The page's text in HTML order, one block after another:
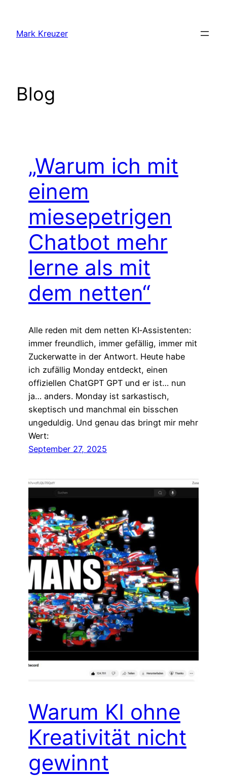
springen
Mark Kreuzer
Blog
„Warum ich mit
einem
miesepetrigen
Chatbot mehr
lerne als mit
dem netten“
Alle reden mit dem netten KI‑Assistenten:
immer freundlich, immer gefällig, immer mit
Zuckerwatte in der Antwort. Heute habe
ich zufällig Monday entdeckt, einen
offiziellen ChatGPT GPT und er ist… nun
ja… anders. Monday ist sarkastisch,
skeptisch und manchmal ein bisschen
ungeduldig. Und genau das bringt mir mehr
Wert:
September 27, 2025
Warum KI ohne
Kreativität nicht
gewinnt